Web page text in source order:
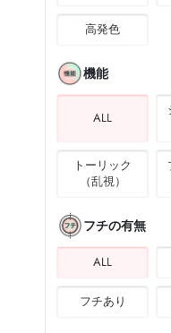
高発色
機能
ALL
トーリック
（乱視）
フチの有無
ALL
フチあり